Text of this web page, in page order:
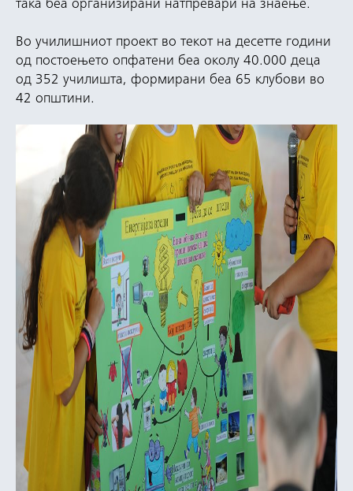
така беа организирани натпревари на знаење.
Во училишниот проект во текот на десетте години
од постоењето опфатени беа околу 40.000 деца
од 352 училишта, формирани беа 65 клубови во
42 општини.